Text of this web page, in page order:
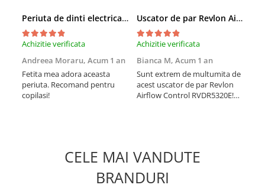
Periuta de dinti electrica Vitammy Bunny Pink, pentru copii 0-3 ani, cu lumina LED, 24.000 de miscari sonice/min, 2 programe de periaj, fibre nano
Achizitie verificata
Andreea Moraru, Acum 1 an
Fetita mea adora aceasta
periuta. Recomand pentru
copilasi!
Uscator de par Revlon Airflow Control RVDR5320E, concentrator incorporat cu rotire la 90 grade, difuzor pentru volum, 2 viteze, 3 trepte de temperatura, Rosu
Achizitie verificata
Bianca M, Acum 1 an
Sunt extrem de multumita de
acest uscator de par Revlon
Airflow Control RVDR5320E!
CELE MAI VANDUTE
BRANDURI